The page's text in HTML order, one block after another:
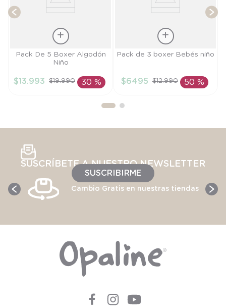
Talla
AÑADIR AL
Pack De 5 Boxer Algodón
Niño
$13.993 $19.990 30 %
Talla
AÑADIR AL
Pack de 3 boxer Bebés niño
$6495 $12.990 50 %
SUSCRÍBETE A NUESTRO NEWSLETTER
SUSCRIBIRME
Cambio Gratis en nuestras tiendas